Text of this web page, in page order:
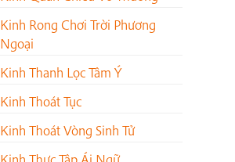
Kinh Rong Chơi Trời Phương
Ngoại
Kinh Thanh Lọc Tâm Ý
Kinh Thoát Tục
Kinh Thoát Vòng Sinh Tử